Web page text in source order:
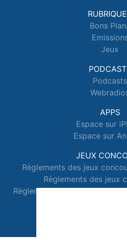
Bons
Jeux
Podcasts
APPS
Espace sur
Espace sur
JEUX
Règlements des jeux
Règlements des jeux
Règlements des jeux